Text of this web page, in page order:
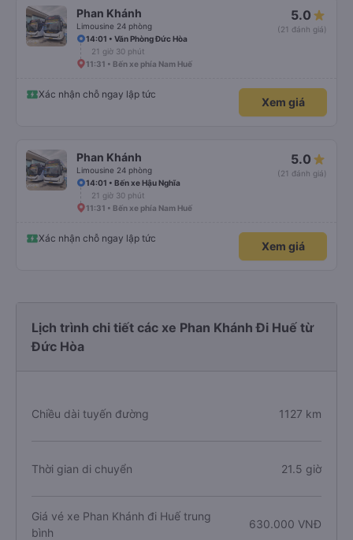
Phan Khánh
Limousine 24 phòng
5.0
(21 đánh giá)
14:01 • Văn Phòng Đức Hòa
21 giờ 30 phút
11:31 • Bến xe phía Nam Huế
Xác nhận chỗ ngay lập tức
Xem giá
Phan Khánh
Limousine 24 phòng
5.0
(21 đánh giá)
14:01 • Bến xe Hậu Nghĩa
21 giờ 30 phút
11:31 • Bến xe phía Nam Huế
Xác nhận chỗ ngay lập tức
Xem giá
Lịch trình chi tiết các xe Phan Khánh Đi Huế từ
Đức Hòa
Chiều dài tuyến đường 1127 km
Thời gian di chuyển 21.5 giờ
Giá vé xe Phan Khánh đi Huế trung
bình
630.000 VNĐ